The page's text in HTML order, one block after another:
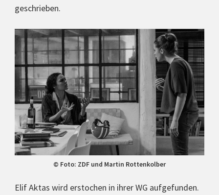
geschrieben.
© Foto: ZDF und Martin Rottenkolber
Elif Aktas wird erstochen in ihrer WG auf­ge­fun­den.